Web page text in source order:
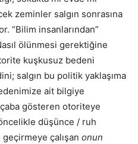
zeminler salgın sonrasına
“Bilim insanlarından”
ölünmesi gerektiğine
kuşkusuz bedeni
salgın bu politik yaklaşıma
ait bilgiye
çaba gösteren otoriteye
düşünce / ruh
çalışan onun